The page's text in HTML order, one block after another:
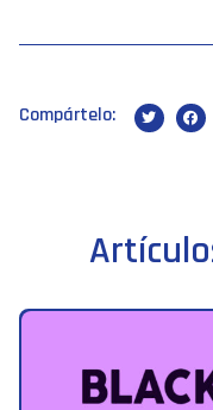
Compártelo: